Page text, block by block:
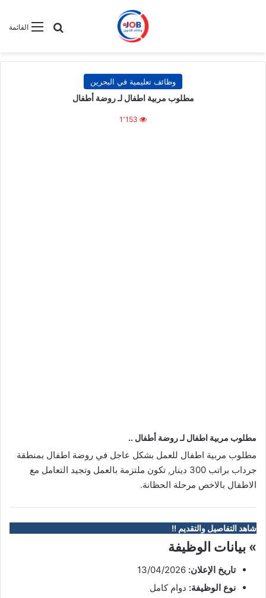
القائمةبحث عن
وظائف تعليمية في البحرين
مطلوب مربية اطفال لـ روضة أطفال
1٬153
مطلوب مربية اطفال لـ روضة أطفال ..
مطلوب مربية اطفال للعمل بشكل عاجل في روضة اطفال بمنطقة
جرداب براتب 300 دينار, تكون ملتزمة بالعمل وتجيد التعامل مع
الاطفال بالاخص مرحلة الحظانة.
شاهد التفاصيل والتقديم !!
» بيانات الوظيفة
تاريخ الإعلان:
نوع الوظيفة: دوام كامل